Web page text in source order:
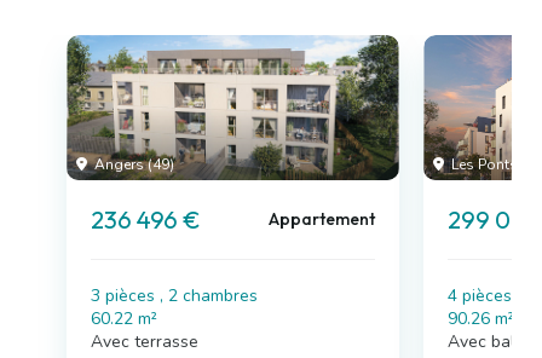
Angers (49)
236 496 € Appartement
3 pièces , 2 chambres
60.22 m²
Avec terrasse
Les Ponts-
299
4 pièces , 3
90.26 m²
Avec